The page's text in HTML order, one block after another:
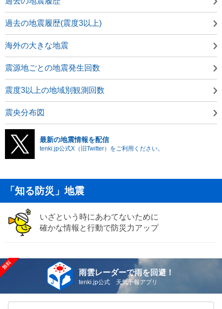
過去の地震履歴(震度3以上)
海外の大きな地震
震源地ごとの地震発生回数
震度3以上の地域別観測回数
震央分布図
最新の地震情報を配信
tenki.jp公式X（旧Twitter）をご利用ください。
「知る防災」地震
いざという時にあわてないために
確かな情報と行動で防災力アップ
雨雲レーダーで雨を回避！
tenki.jp公式 天気予報アプリ